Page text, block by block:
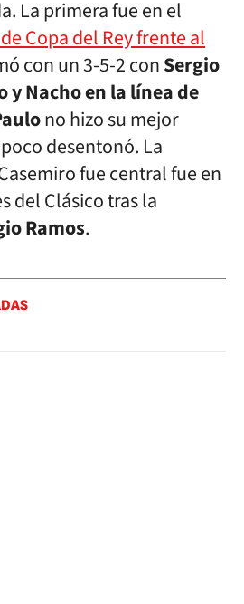
La primera fue en el
Copa del Rey frente al
con un 3-5-2 conSergio
y Nacho en la línea de
no hizo su mejor
desentonó. La
fue central fue en
del Clásico tras la
Ramos.